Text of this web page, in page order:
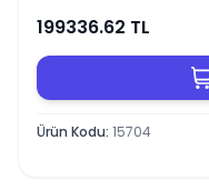
199336.62 TL
Ürün Kodu: 15704